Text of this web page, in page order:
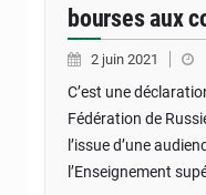
bourses aux
2 juin 2021
C’est une
Fédération de
l’issue d’une
l’Enseignement